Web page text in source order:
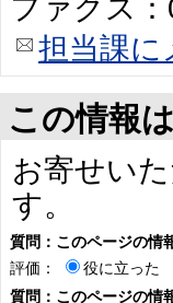
ファクス
担当課に
この情報
お寄せい
す。
質問：このページの情
評価：
役に立った
質問：このページの情